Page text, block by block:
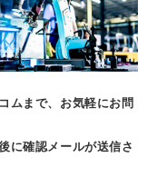
ムまで、お気軽にお問
に確認メールが送信さ